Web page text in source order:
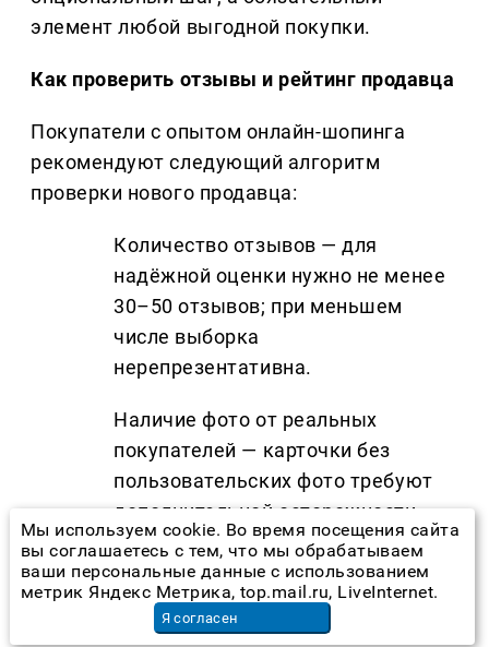
элемент любой выгодной покупки.
Как проверить отзывы и рейтинг продавца
Покупатели с опытом онлайн-шопинга
рекомендуют следующий алгоритм
проверки нового продавца:
Количество отзывов — для
надёжной оценки нужно не менее
30–50 отзывов; при меньшем
числе выборка
нерепрезентативна.
Наличие фото от реальных
покупателей — карточки без
пользовательских фото требуют
дополнительной осторожности.
Ответы продавца на негативные
комментарии — конструктивная
реакция свидетельствует о
Мы используем cookie. Во время посещения сайта
вы соглашаетесь с тем, что мы обрабатываем
ваши персональные данные с использованием
метрик Яндекс Метрика, top.mail.ru, LiveInternet.
Я согласен